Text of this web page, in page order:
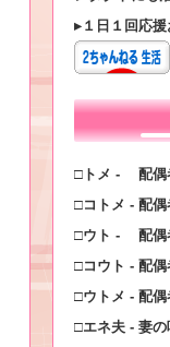
▸１日１回応
□トメ - 配偶
□コトメ - 配偶
□ウト - 配偶
□コウト - 配偶
□ウトメ - 配偶
□エネ夫 - 妻の